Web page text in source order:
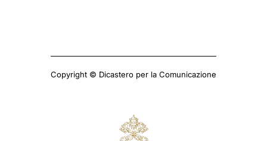
Copyright © Dicastero per la Comunicazione